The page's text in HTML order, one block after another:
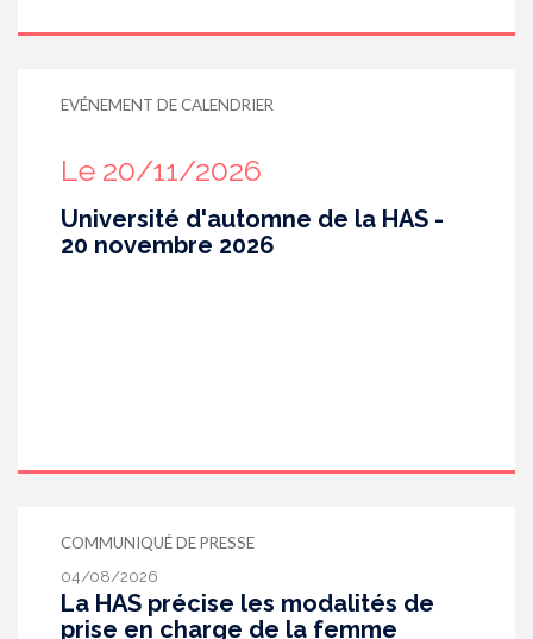
EVÉNEMENT DE CALENDRIER
Le 20/11/2026
Université d'automne de la HAS -
20 novembre 2026
COMMUNIQUÉ DE PRESSE
04/08/2026
La HAS précise les modalités de
prise en charge de la femme